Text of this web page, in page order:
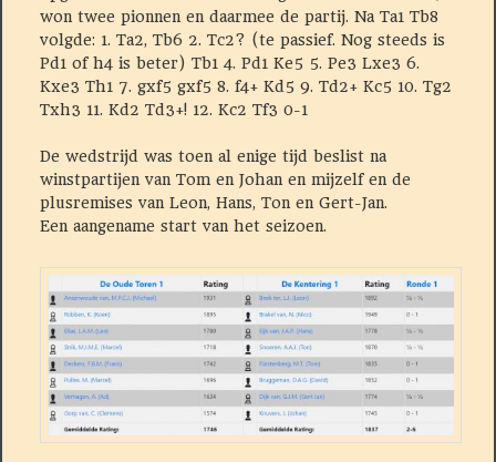
won twee pionnen en daarmee de partij. Na Ta1 Tb8
volgde: 1. Ta2, Tb6 2. Tc2? (te passief. Nog steeds is
Pd1 of h4 is beter) Tb1 4. Pd1 Ke5 5. Pe3 Lxe3 6.
Kxe3 Th1 7. gxf5 gxf5 8. f4+ Kd5 9. Td2+ Kc5 10. Tg2
Txh3 11. Kd2 Td3+! 12. Kc2 Tf3 0-1
De wedstrijd was toen al enige tijd beslist na
winstpartijen van Tom en Johan en mijzelf en de
plusremises van Leon, Hans, Ton en Gert-Jan.
Een aangename start van het seizoen.